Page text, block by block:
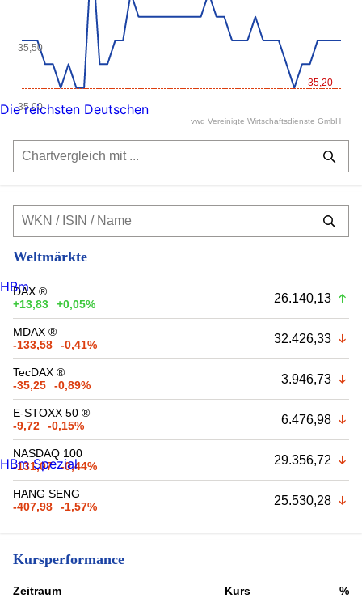
35,20
35,00
35,50
vwd Vereinigte Wirtschaftsdienste GmbH
Weltmärkte
DAX ®
+13,83
+0,05% 26.140,13
MDAX ®
-133,58
-0,41% 32.426,33
TecDAX ®
-35,25
-0,89% 3.946,73
E-STOXX 50 ®
-9,72
-0,15% 6.476,98
NASDAQ 100
-131,07
-0,44% 29.356,72
HANG SENG
-407,98
-1,57% 25.530,28
Kursperformance
Zeitraum Kurs
%
Die reichsten Deutschen
HBm
HBm Spezial